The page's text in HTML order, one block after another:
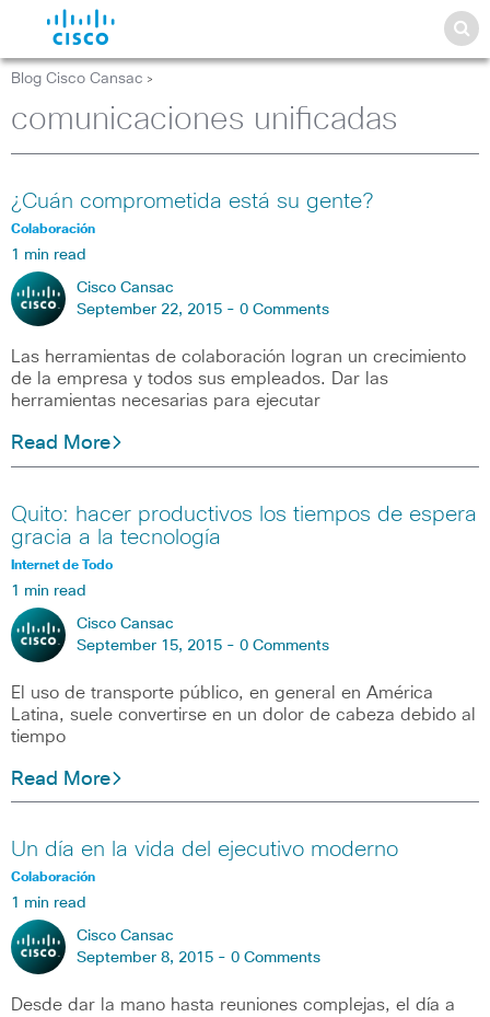
Blog Cisco Cansac >
comunicaciones unificadas
¿Cuán comprometida está su gente?
Colaboración
1 min read
Cisco Cansac
September 22, 2015 - 0 Comments
Las herramientas de colaboración logran un crecimiento
de la empresa y todos sus empleados. Dar las
herramientas necesarias para ejecutar
Read More
Quito: hacer productivos los tiempos de espera
gracia a la tecnología
Internet de Todo
1 min read
Cisco Cansac
September 15, 2015 - 0 Comments
El uso de transporte público, en general en América
Latina, suele convertirse en un dolor de cabeza debido al
tiempo
Read More
Un día en la vida del ejecutivo moderno
Colaboración
1 min read
Cisco Cansac
September 8, 2015 - 0 Comments
Desde dar la mano hasta reuniones complejas, el día a